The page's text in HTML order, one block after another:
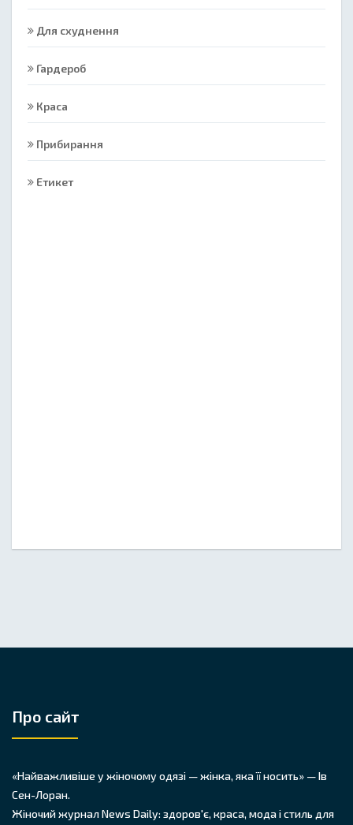
Для схуднення
Гардероб
Краса
Прибирання
Етикет
Про сайт
«Найважливіше у жіночому одязі — жінка, яка її носить» — Ів
Сен-Лоран.
Жіночий журнал News Daily: здоров'є, краса, мода і стиль для